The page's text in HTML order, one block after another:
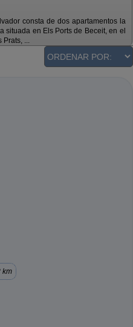
consta de dos apartamentos la
situada en Els Ports de Beceit, en el
Prats, ...
km